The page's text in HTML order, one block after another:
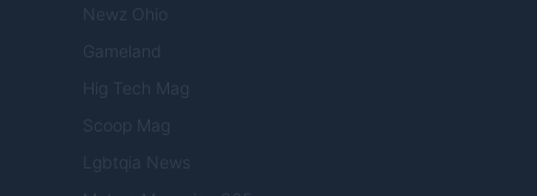
Newz Ohio
Gameland
Hig Tech Mag
Scoop Mag
Lgbtqia News